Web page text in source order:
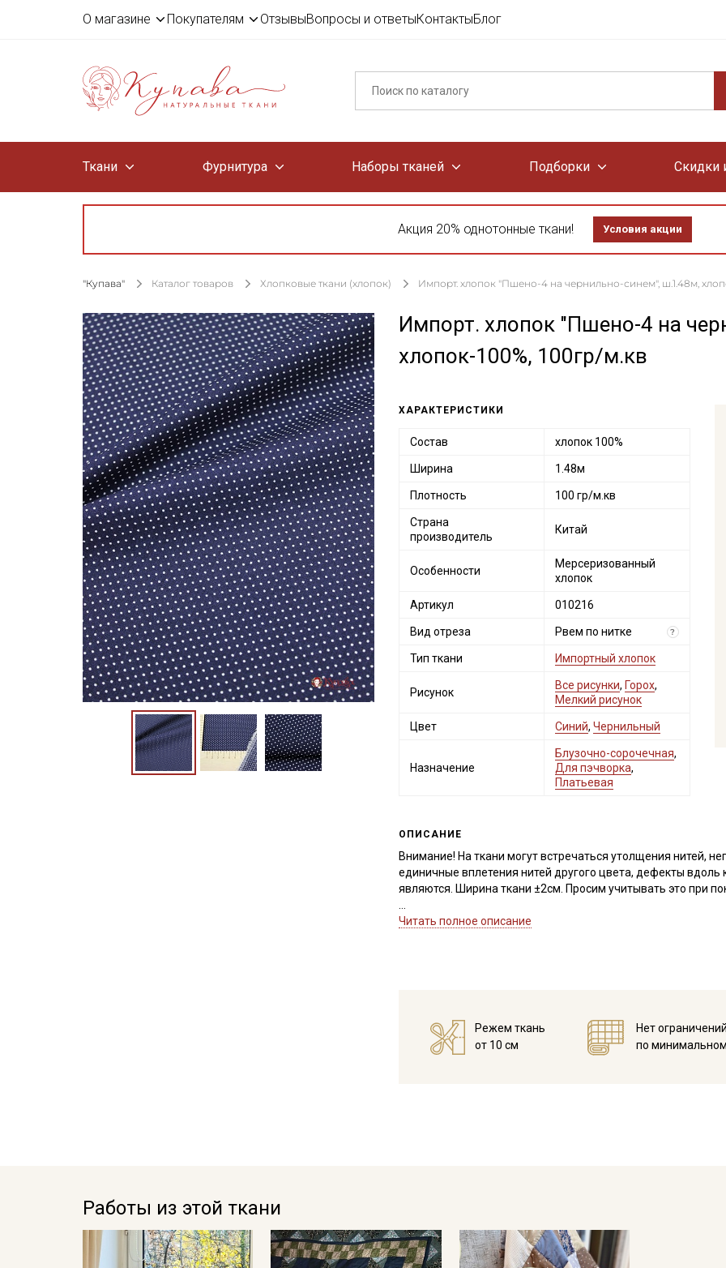
О магазине Покупателям ОтзывыВопросы и ответыКонтактыБлог
Ткани Фурнитура Наборы тканей Подборки Скидки
Акция 20% однотонные ткани! Условия акции
"Купава" Каталог товаров Хлопковые ткани (хлопок) Импорт. хлопок "Пшено-4 на чернильно-синем", ш.1.48м,
Импорт. хлопок "Пшено-4 на
хлопок-100%, 100гр/м.кв
ХАРАКТЕРИСТИКИ
Состав хлопок 100%
Ширина 1.48м
Плотность 100 гр/м.кв
Страна
производитель
Китай
Особенности
Мерсеризованный
хлопок
Артикул 010216
Вид отреза Рвем по нитке ?
Тип ткани Импортный хлопок
Рисунок
Все рисунки, Горох,
Мелкий рисунок
Цвет Синий, Чернильный
Назначение
Блузочно-сорочечная,
Для пэчворка,
Платьевая
ОПИСАНИЕ
Внимание! На ткани могут встречаться утолщения нитей,
единичные вплетения нитей другого цвета, дефекты вдоль
являются. Ширина ткани ±2см. Просим учитывать это при
Импортный хлопок отлично подходит для пошива легкой
при температуре дальнейших стирок, не выше 40C,
Уход:
- стирка до 40C, отжим до 600 оборотов
Читать полное описание
Режем ткань
от 10 см
Нет ограничений
по
Работы из этой ткани